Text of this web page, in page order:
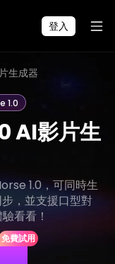
登入
生成器
1.0
AI影片生
1.0，可同時生
，並支援口型對
看看！
免費試用